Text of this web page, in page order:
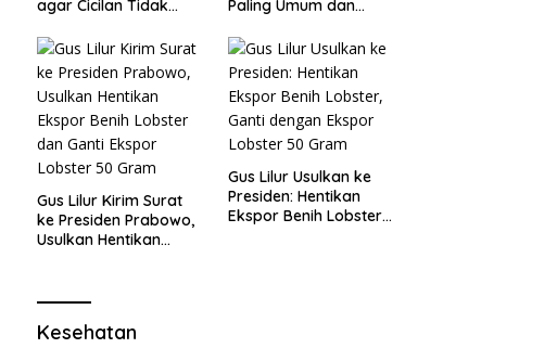
agar Cicilan Tidak
Paling Umum dan
Gus Lilur Kirim Surat
ke Presiden Prabowo,
Usulkan Hentikan
Lobster 50 Gram
Gus Lilur Usulkan ke
Presiden: Hentikan
Ekspor Benih Lobster,
Kesehatan